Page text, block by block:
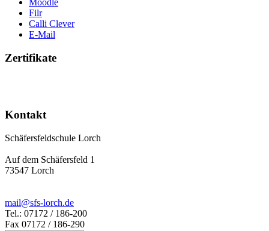
Moodle
Filr
Calli Clever
E-Mail
Zertifikate
Kontakt
Schäfersfeldschule Lorch
Auf dem Schäfersfeld 1
73547 Lorch
mail@sfs-lorch.de
Tel.: 07172 / 186-200
Fax 07172 / 186-290